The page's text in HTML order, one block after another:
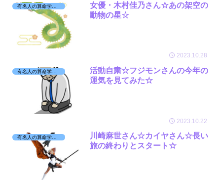
有名人の算命学日記☆
女優・木村佳乃さん☆あの架空の
動物の星☆
2023.10.28
有名人の算命学日記☆
活動自粛☆フジモンさんの今年の
運気を見てみた☆
2023.10.22
有名人の算命学日記☆
川崎麻世さん☆カイヤさん☆長い
旅の終わりとスタート☆